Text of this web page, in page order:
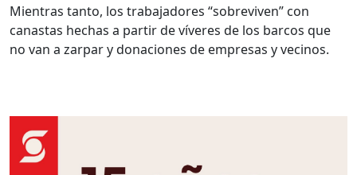
Mientras tanto, los trabajadores “sobreviven” con
canastas hechas a partir de víveres de los barcos que
no van a zarpar y donaciones de empresas y vecinos.